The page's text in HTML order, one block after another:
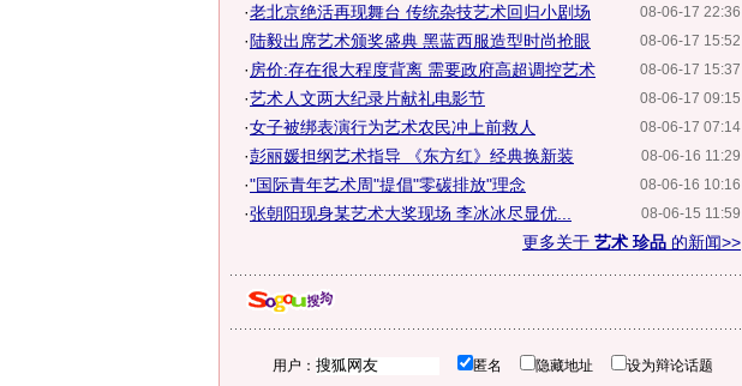
08-06-17 22:36
·老北京绝活再现舞台 传统杂技艺术回归小剧场
08-06-17 15:52
· 陆毅出席艺术颁奖盛典 黑蓝西服造型时尚抢眼
08-06-17 15:37
· 房价:存在很大程度背离 需要政府高超调控艺术
08-06-17 09:15
·艺术人文两大纪录片献礼电影节
08-06-17 07:14
·女子被绑表演行为艺术农民冲上前救人
08-06-16 11:29
·彭丽媛担纲艺术指导 《东方红》经典换新装
08-06-16 10:16
·"国际青年艺术周"提倡"零碳排放"理念
08-06-15 11:59
·张朝阳现身某艺术大奖现场 李冰冰尽显优...
更多关于 艺术 珍品 的新闻>>
用户： 匿名 隐藏地址 设为辩论话题